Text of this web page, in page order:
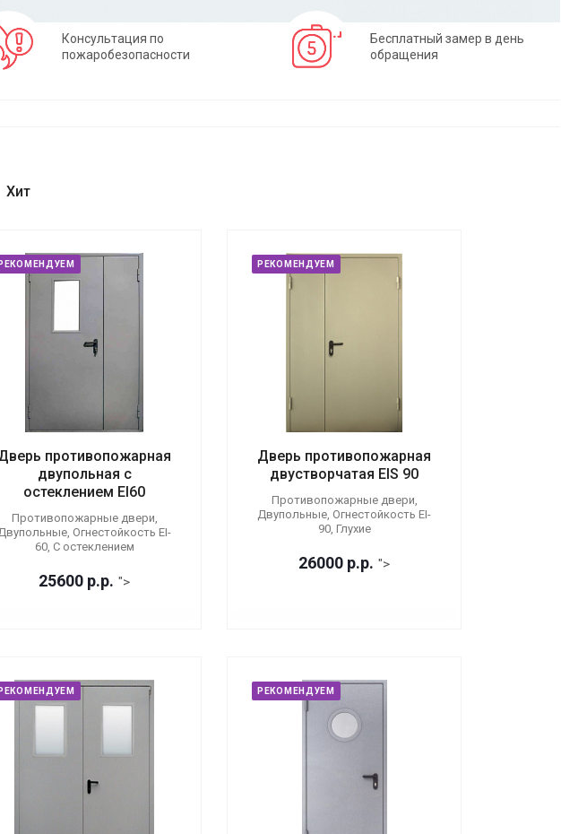
Консультация по
пожаробезопасности
Бесплатный замер в день
обращения
Хит
РЕКОМЕНДУЕМ
противопожарная
двупольная с
остеклением EI60
Противопожарные двери,
Огнестойкость EI-
60, С остеклением
25600 р.р. ">
РЕКОМЕНДУЕМ
Дверь противопожарная
двустворчатая EIS 90
Противопожарные двери,
Двупольные, Огнестойкость EI-
90, Глухие
26000 р.р. ">
РЕКОМЕНДУЕМ РЕКОМЕНДУЕМ